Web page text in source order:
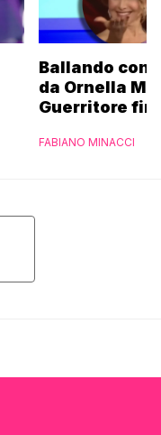
Ballando con
da Ornella
Guerritore
l’esclusiva di
FABIANO MINACCI